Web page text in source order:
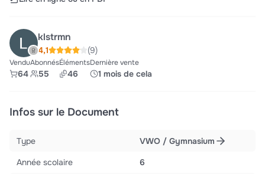
klstrmn
4,1 (9)
Vendu
64
Abonnés
55
Éléments
46
Dernière vente
1 mois de cela
Infos sur le Document
Type
VWO / Gymnasium
Année scolaire
6